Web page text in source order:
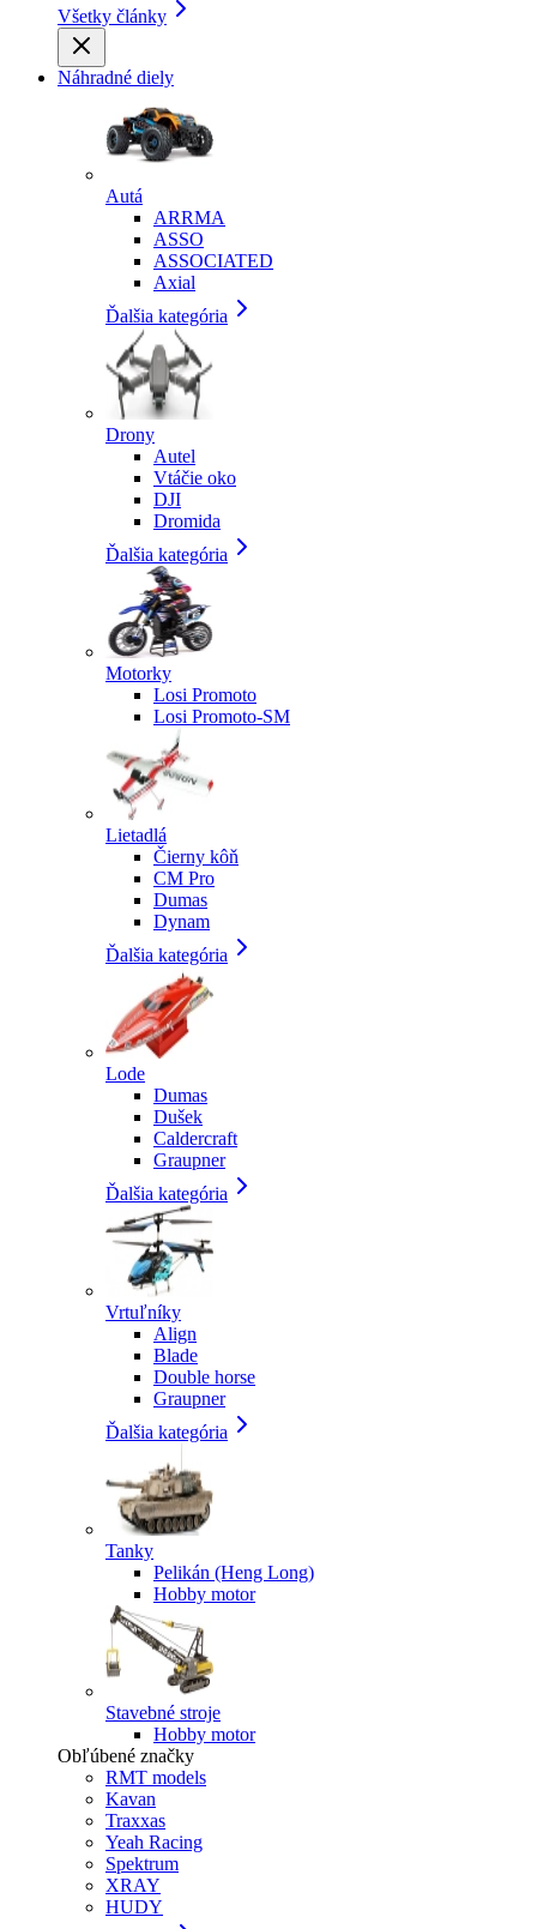
Všetky články
Náhradné diely
Autá
ARRMA
ASSO
ASSOCIATED
Axial
Ďalšia kategória
Drony
Autel
Vtáčie oko
DJI
Dromida
Ďalšia kategória
Motorky
Losi Promoto
Losi Promoto-SM
Lietadlá
Čierny kôň
CM Pro
Dumas
Dynam
Ďalšia kategória
Lode
Dumas
Dušek
Caldercraft
Graupner
Ďalšia kategória
Vrtuľníky
Align
Blade
Double horse
Graupner
Ďalšia kategória
Tanky
Pelikán (Heng Long)
Hobby motor
Stavebné stroje
Hobby motor
Obľúbené značky
RMT models
Kavan
Traxxas
Yeah Racing
Spektrum
XRAY
HUDY